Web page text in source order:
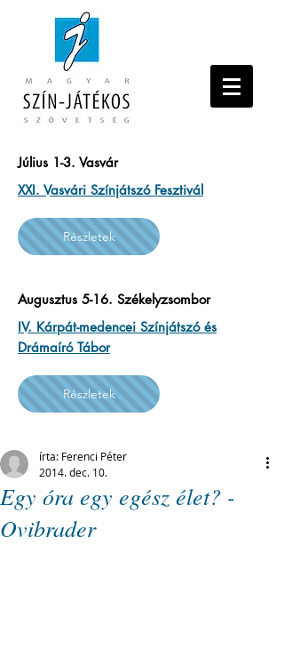
Július 1-3. Vasvár
XXI. Vasvári Színjátszó Fesztivál
Részletek
Augusztus 5-16. Székelyzsombor
IV. Kárpát-medencei Színjátszó és
Drámaíró Tábor
Részletek
Egy óra egy egész élet? -
Ovibrader
írta: Ferenci Péter
2014. dec. 10.